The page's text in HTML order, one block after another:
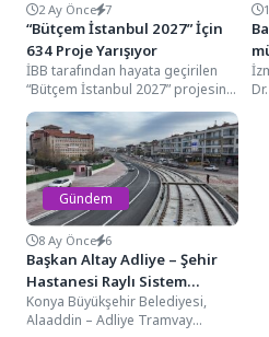
2 Ay Önce 7
“Bütçem İstanbul 2027” İçin
634 Proje Yarışıyor
İBB tarafından hayata geçirilen
“Bütçem İstanbul 2027” projesine
İstanbullular bu yıl da yoğun ilgi
gösterdi....
Gündem
8 Ay Önce 6
Başkan Altay Adliye – Şehir
Hastanesi Raylı Sistem
Bağlantısında Çalışmaların
Sona Yaklaştığını Açıkladı
Konya Büyükşehir Belediyesi,
Alaaddin – Adliye Tramvay